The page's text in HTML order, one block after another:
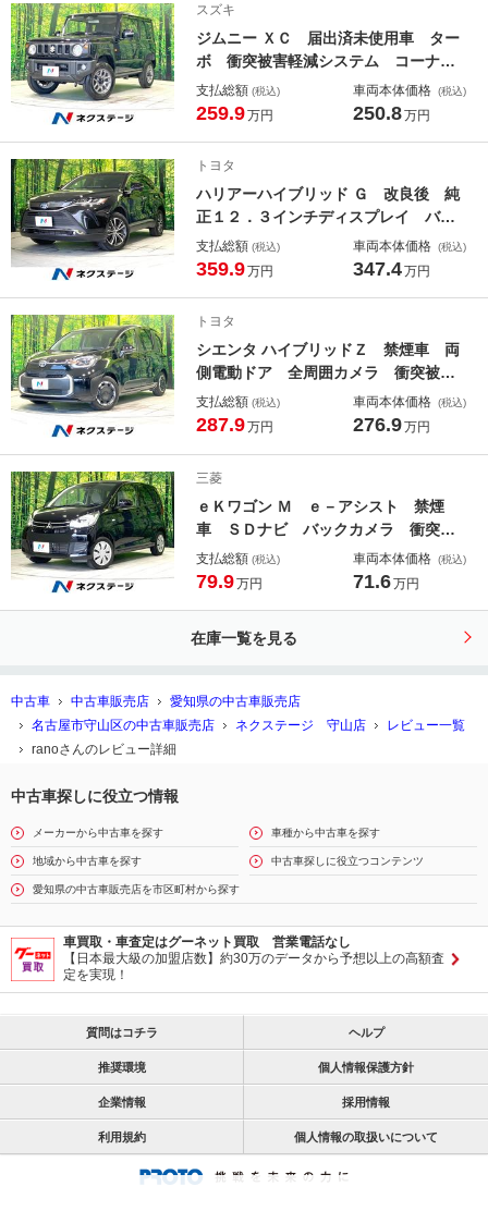
ン Ｂｌｕｅｔｏｏｔｈ
スズキ
ジムニー ＸＣ 届出済未使用車 ター
ボ 衝突被害軽減システム コーナー
センサー スマートキー ＬＥＤヘッ
ド 純正１６インチアルミ 車線逸脱
置
支払総額 (税込)
259.9万円
車両本体価格 (税込)
250.8万円
トヨタ
ハリアーハイブリッド Ｇ 改良後 純
正１２．３インチディスプレイ バッ
クカメラ 衝突被害軽減システム レ
ーダークルーズ 禁煙車 電動リアゲ
スマートキー ＥＴＣ
支払総額 (税込)
359.9万円
車両本体価格 (税込)
347.4万円
トヨタ
シエンタ ハイブリッドＺ 禁煙車 両
側電動ドア 全周囲カメラ 衝突被害
軽減システム コーナーセンサー ス
マートキー ＬＥＤヘッド ＥＴＣ
ｔｈ フルセグ
支払総額 (税込)
287.9万円
車両本体価格 (税込)
276.9万円
三菱
ｅＫワゴン Ｍ ｅ－アシスト 禁煙
車 ＳＤナビ バックカメラ 衝突被
害軽減システム シートヒーター ア
イドリングストップ スマートキー
支払総額 (税込)
79.9万円
車両本体価格 (税込)
71.6万円
在庫一覧を見る
中古車 中古車販売店
愛知県の中古車販売店
名古屋市守山区の中古車販売店
ネクステージ 守山店
レビュー一覧
ranoさんのレビュー詳細
中古車探しに役立つ情報
メーカーから中古車を探す 車種から中古車を探す
地域から中古車を探す 中古車探しに役立つコンテンツ
愛知県の中古車販売店を市区町村から探す
車買取・車査定はグーネット買取 営業電話なし
【日本最大級の加盟店数】約30万のデータから予想以上の高額査
定を実現！
質問はコチラ ヘルプ
推奨環境 個人情報保護方針
企業情報 採用情報
利用規約 個人情報の取扱いについて